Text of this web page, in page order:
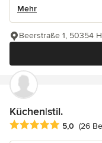
Mehr
Beerstraße 1, 50354
Küchen|stil.
Durchschnittliche
5,0 (26